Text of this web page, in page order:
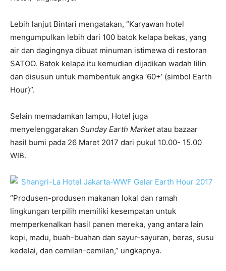
Lebih lanjut Bintari mengatakan, “Karyawan hotel
mengumpulkan lebih dari 100 batok kelapa bekas, yang
air dan dagingnya dibuat minuman istimewa di restoran
SATOO. Batok kelapa itu kemudian dijadikan wadah lilin
dan disusun untuk membentuk angka ‘60+’ (simbol Earth
Hour)”.
Selain memadamkan lampu, Hotel juga
menyelenggarakan Sunday Earth Marketatau bazaar
hasil bumi pada 26 Maret 2017 dari pukul 10.00- 15.00
WIB.
“Produsen-produsen makanan lokal dan ramah
lingkungan terpilih memiliki kesempatan untuk
memperkenalkan hasil panen mereka, yang antara lain
kopi, madu, buah-buahan dan sayur-sayuran, beras, susu
kedelai, dan cemilan-cemilan,” ungkapnya.